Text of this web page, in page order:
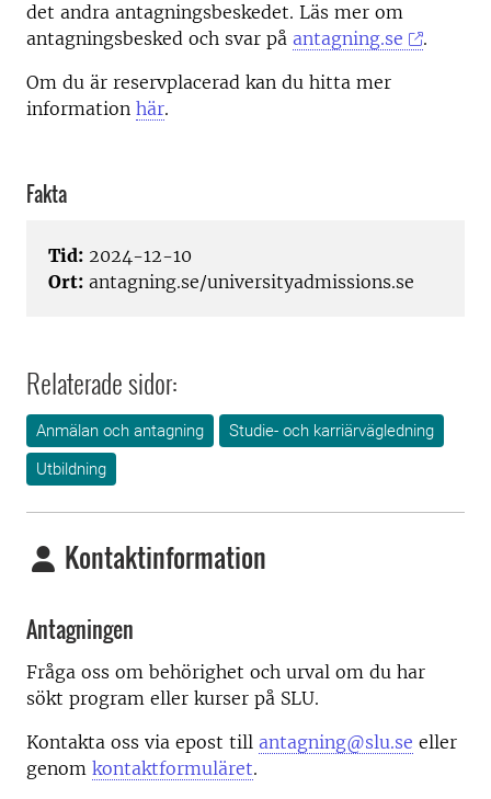
det andra antagningsbeskedet. Läs mer om
antagningsbesked och svar på antagning.se
.
Om du är reservplacerad kan du hitta mer
information här.
Fakta
Tid: 2024-12-10
Ort: antagning.se/universityadmissions.se
Relaterade sidor:
Anmälan och antagning
Studie- och karriärvägledning
Utbildning
Kontaktinformation
Antagningen
Fråga oss om behörighet och urval om du har
sökt program eller kurser på SLU.
Kontakta oss via epost till antagning@slu.se eller
genom kontaktformuläret.